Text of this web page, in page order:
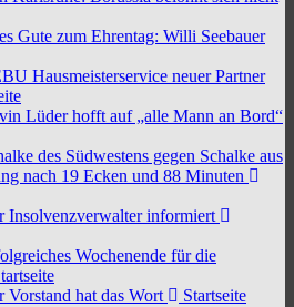
Gute zum Ehrentag: Willi Seebauer
Hausmeisterservice neuer Partner
Lüder hofft auf „alle Mann an Bord“
des Südwestens gegen Schalke aus
nach 19 Ecken und 88 Minuten
Insolvenzverwalter informiert
Wochenende für die
Vorstand hat das Wort
Startseite